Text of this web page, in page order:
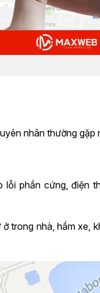
nhân thường gặp
lỗi phần cứng, điện
trong nhà, hầm xe,